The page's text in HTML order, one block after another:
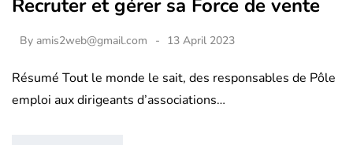
Recruter et gérer sa Force de vente
By amis2web@gmail.com 13 April 2023
Résumé Tout le monde le sait, des responsables de Pôle
emploi aux dirigeants d’associations…